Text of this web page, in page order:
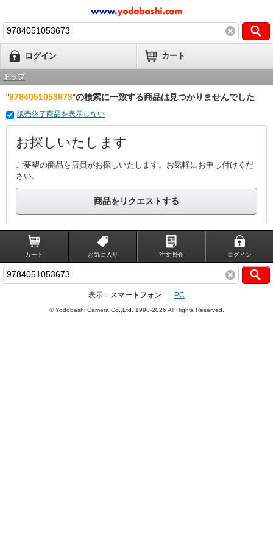
ログイン カート
トップ
"9784051053673"の検索に一致する商品は見つかりませんでした
販売終了商品を表示しない
お探しいたします
ご要望の商品を店員がお探しいたします。お気軽にお申し付けくだ
さい。
商品をリクエストする
カート お気に入り 注文照会 ログイン
表示： スマートフォン PC
© Yodobashi Camera Co.,Ltd. 1998-2026 All Rights Reserved.